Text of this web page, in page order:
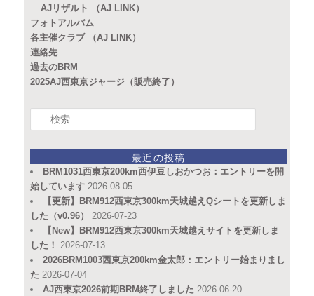
AJリザルト （AJ LINK）
フォトアルバム
各主催クラブ （AJ LINK）
連絡先
過去のBRM
2025AJ西東京ジャージ（販売終了）
索
最近の投稿
BRM1031西東京200km西伊豆しおかつお：エントリーを開
始しています 2026-08-05
【更新】BRM912西東京300km天城越えQシートを更新しま
した（v0.96）
2026-07-23
【New】BRM912西東京300km天城越えサイトを更新しま
した！ 2026-07-13
2026BRM1003西東京200km金太郎：エントリー始まりまし
た 2026-07-04
AJ西東京2026前期BRM終了しました 2026-06-20